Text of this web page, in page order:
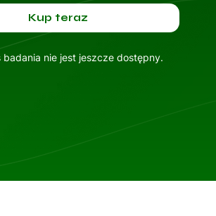
Kup teraz
badania nie jest jeszcze dostępny.